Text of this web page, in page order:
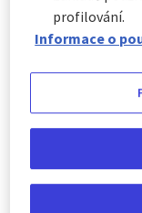
Moderní
Škoda Auto před
řidičům s
aplikace funguje
polohy vozu
tak i na další
pojištění. Tyto
profilování.
Informace o